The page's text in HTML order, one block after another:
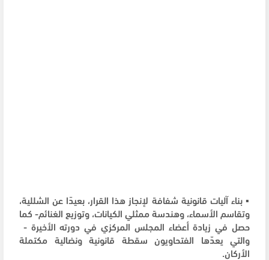
▪️ بناء آليات قانونية شفافة لإنجاز هذا القرار، بعيدًا عن الشللية،
وتقاسم الأسماء، وهندسة ممثلي الكيانات، وتوزيع الغنائم- كما
حصل في زيادة أعضاء المجلس المركزي في دورته الأخيرة -
والتي يعدّها الفتحاويون سقطة قانونية ونضالية مكتملة
الأركان.